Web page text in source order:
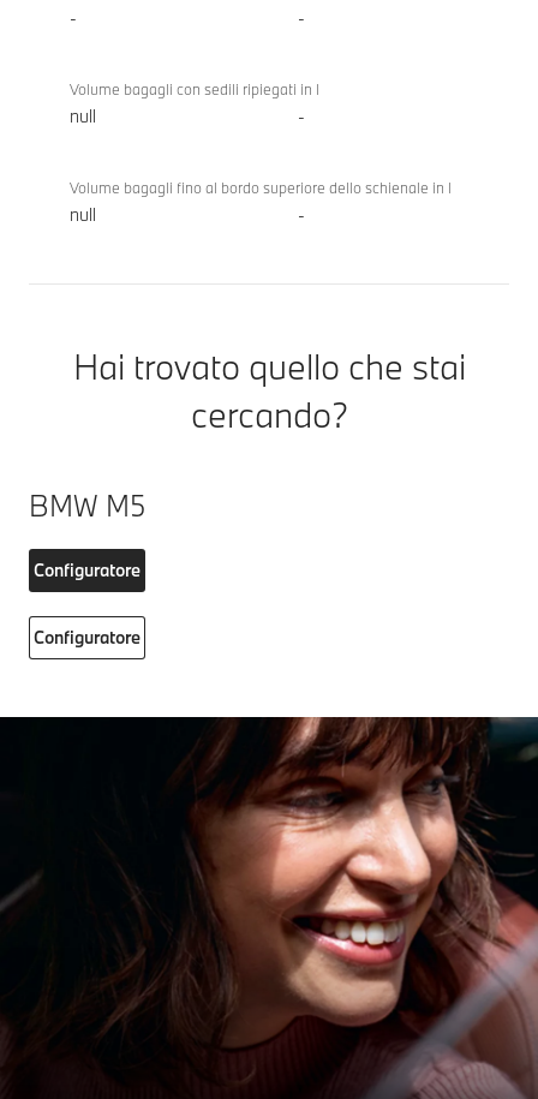
- -
Volume bagagli con sedili ripiegati in l
null -
Volume bagagli fino al bordo superiore dello schienale in l
null -
Hai trovato quello che stai
cercando?
BMW M5
Configuratore
Configuratore